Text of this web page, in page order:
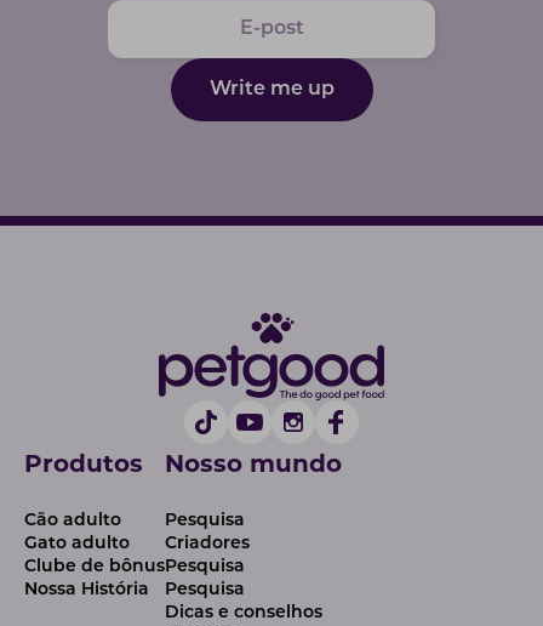
Write me up
Produtos
Cão adulto
Gato adulto
Clube de bônus
Nossa História
Nosso mundo
Pesquisa
Criadores
Pesquisa
Pesquisa
Dicas e conselhos